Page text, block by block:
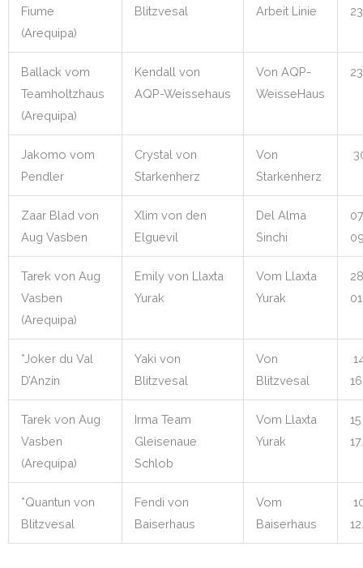
Fiume
(Arequipa)
Blitzvesal
Arbeit Linie
Ballack vom
Teamholtzhaus
(Arequipa)
Kendall von
AQP-Weissehaus
Von AQP-
WeisseHaus
Jakomo vom
Pendler
Crystal von
Starkenherz
Von
Starkenherz
Zaar Blad von
Aug Vasben
Xlim von den
Elguevil
Del Alma
Sinchi
Tarek von Aug
Vasben
(Arequipa)
Emily von Llaxta
Yurak
Vom Llaxta
Yurak
*Joker du Val
D’Anzin
Yaki von
Blitzvesal
Von
Blitzvesal
Tarek von Aug
Vasben
(Arequipa)
Irma Team
Gleisenaue
Schlob
Vom Llaxta
Yurak
*Quantun von
Blitzvesal
Fendi von
Baiserhaus
Vom
Baiserhaus